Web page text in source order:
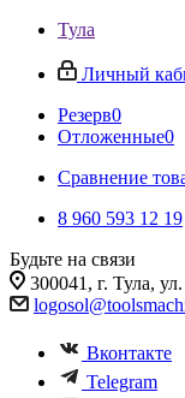
Тула
Личный
Резерв0
Отложенные0
Сравнение
8 960 593 12 19
Будьте на связи
300041, г. Тула,
Вконтакте
Telegram